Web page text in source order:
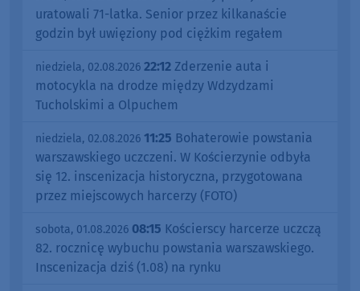
uratowali 71-latka. Senior przez kilkanaście
godzin był uwięziony pod ciężkim regałem
niedziela, 02.08.2026 22:12 Zderzenie auta i
motocykla na drodze między Wdzydzami
Tucholskimi a Olpuchem
niedziela, 02.08.2026 11:25 Bohaterowie powstania
warszawskiego uczczeni. W Kościerzynie odbyła
się 12. inscenizacja historyczna, przygotowana
przez miejscowych harcerzy (FOTO)
sobota, 01.08.2026 08:15 Kościerscy harcerze uczczą
82. rocznicę wybuchu powstania warszawskiego.
Inscenizacja dziś (1.08) na rynku